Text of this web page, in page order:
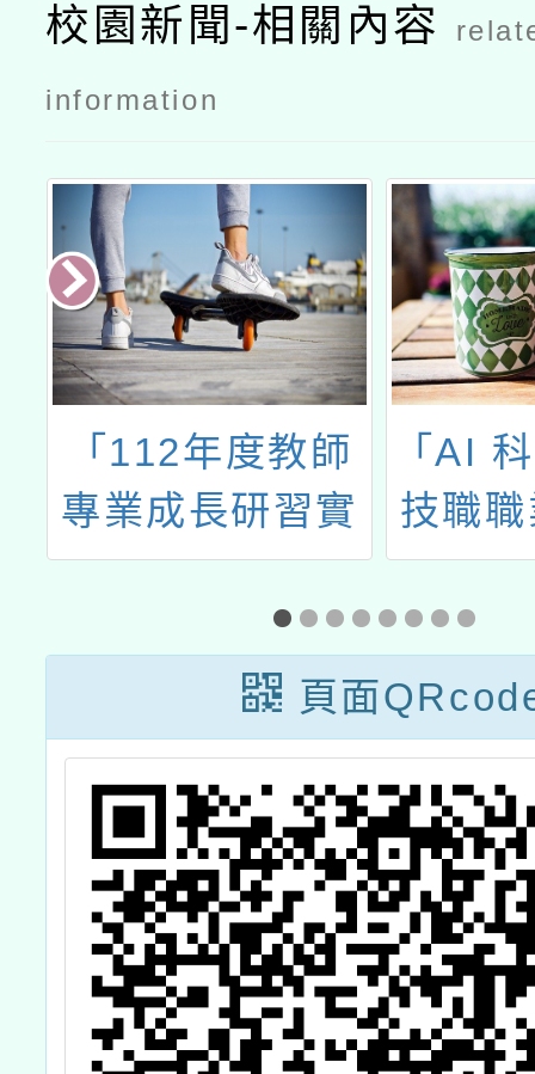
（劇）比
賽」公文
（劇）比
校園新聞-相關內容
information
「112年度教師
專業成長研習實
施計畫-夢的N次
方素養工作坊-新
北場」
「AI
技職
下扎
頁面